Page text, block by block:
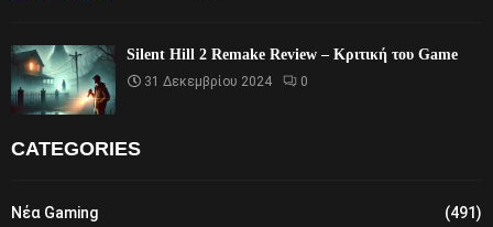
Silent Hill 2 Remake Review – Κριτική του Game
31 Δεκεμβρίου 2024 0
CATEGORIES
Νέα Gaming
(491)